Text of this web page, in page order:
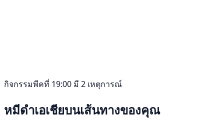
กิจกรรมพีคที่ 19:00 มี 2 เหตุการณ์
หมีดำเอเชียบนเส้นทางของคุณ